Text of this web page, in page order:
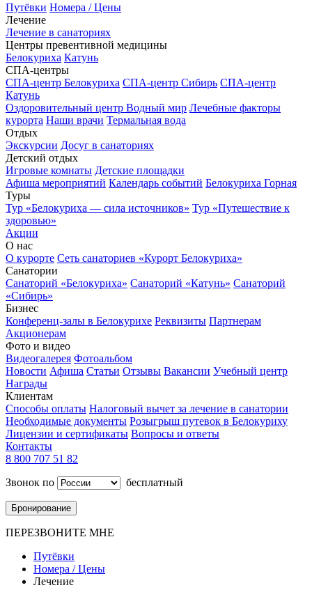
Путёвки Номера / Цены
Лечение
Лечение в санаториях
Центры превентивной медицины
Белокуриха Катунь
СПА-центры
СПА-центр Белокуриха СПА-центр Сибирь СПА-центр
Катунь
Оздоровительный центр Водный мир Лечебные факторы
курорта Наши врачи Термальная вода
Отдых
Экскурсии Досуг в санаториях
Детский отдых
Игровые комнаты Детские площадки
Афиша мероприятий Календарь событий Белокуриха Горная
Туры
Тур «Белокуриха — сила источников» Тур «Путешествие к
здоровью»
Акции
О нас
О курорте Сеть санаториев «Курорт Белокуриха»
Санатории
Санаторий «Белокуриха» Санаторий «Катунь» Санаторий
«Сибирь»
Бизнес
Конференц-залы в Белокурихе Реквизиты Партнерам
Акционерам
Фото и видео
Видеогалерея Фотоальбом
Новости Афиша Статьи Отзывы Вакансии Учебный центр
Награды
Клиентам
Способы оплаты Налоговый вычет за лечение в санатории
Необходимые документы Розыгрыш путевок в Белокуриху
Лицензии и сертификаты Вопросы и ответы
Контакты
8 800 707 51 82
Звонок по
бесплатный
Бронирование
ПЕРЕЗВОНИТЕ МНЕ
Путёвки
Номера / Цены
Лечение